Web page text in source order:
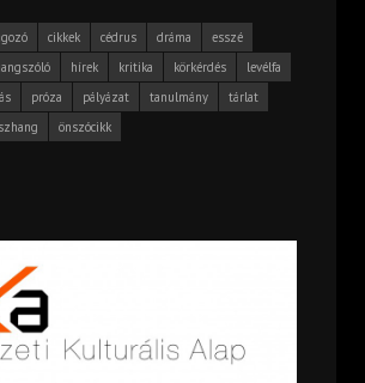
cikkek cédrus dráma
esszé
hírek kritika körkérdés
levélfa
próza pályázat tanulmány
tárlat
önszócikk